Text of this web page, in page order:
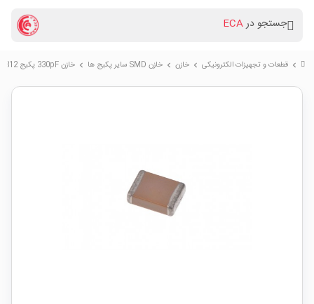
جستجو درECA
chevron_right قطعات و تجهیزات الکترونیکی chevron_right خازن chevron_right خازن SMD سایر پکیج ها chevron_right خازن 330pF پکیج SMD 1812